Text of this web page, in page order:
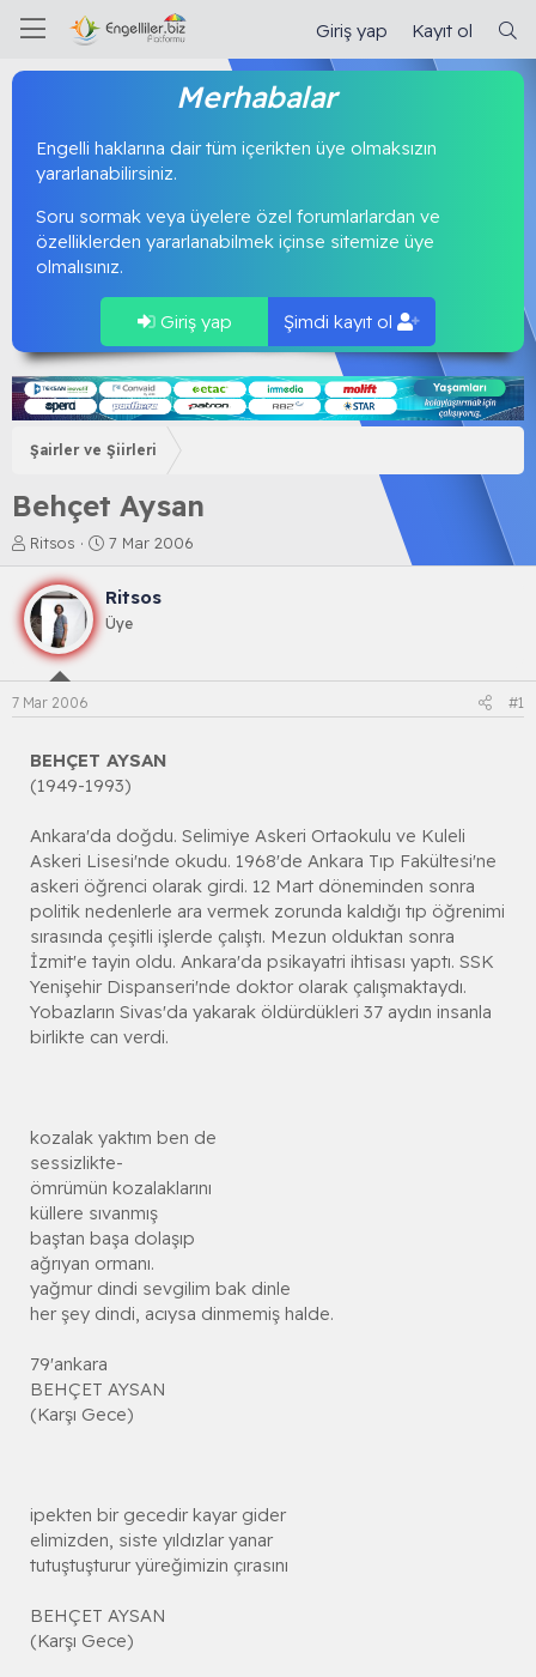
Giriş yap Kayıt ol
Merhabalar
Engelli haklarına dair tüm içerikten üye olmaksızın
yararlanabilirsiniz.
Soru sormak veya üyelere özel forumlarlardan ve
özelliklerden yararlanabilmek içinse sitemize üye
olmalısınız.
Giriş yap Şimdi kayıt ol
Şairler ve Şiirleri
Behçet Aysan
K
o
n
b
u
y
a
l
a
t
n
Ritsos
B
a
l
a
ç
a
r
i
7 Mar 2006
Ritsos
Üye
7 Mar 2006 #1
BEHÇET AYSAN
(1949-1993)
Ankara'da doğdu. Selimiye Askeri Ortaokulu ve Kuleli
Askeri Lisesi'nde okudu. 1968'de Ankara Tıp Fakültesi'ne
askeri öğrenci olarak girdi. 12 Mart döneminden sonra
politik nedenlerle ara vermek zorunda kaldığı tıp öğrenimi
sırasında çeşitli işlerde çalıştı. Mezun olduktan sonra
İzmit'e tayin oldu. Ankara'da psikayatri ihtisası yaptı. SSK
Yenişehir Dispanseri'nde doktor olarak çalışmaktaydı.
Yobazların Sivas'da yakarak öldürdükleri 37 aydın insanla
birlikte can verdi.
kozalak yaktım ben de
sessizlikte-
ömrümün kozalaklarını
küllere sıvanmış
baştan başa dolaşıp
ağrıyan ormanı.
yağmur dindi sevgilim bak dinle
her şey dindi, acıysa dinmemiş halde.
79'ankara
BEHÇET AYSAN
(Karşı Gece)
ipekten bir gecedir kayar gider
elimizden, siste yıldızlar yanar
tutuştuşturur yüreğimizin çırasını
BEHÇET AYSAN
(Karşı Gece)